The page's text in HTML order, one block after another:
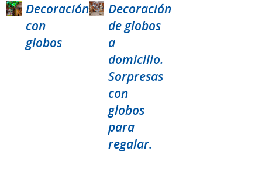
Decoración
con
globos
Decoración
de globos
a
domicilio.
Sorpresas
con
globos
para
regalar.